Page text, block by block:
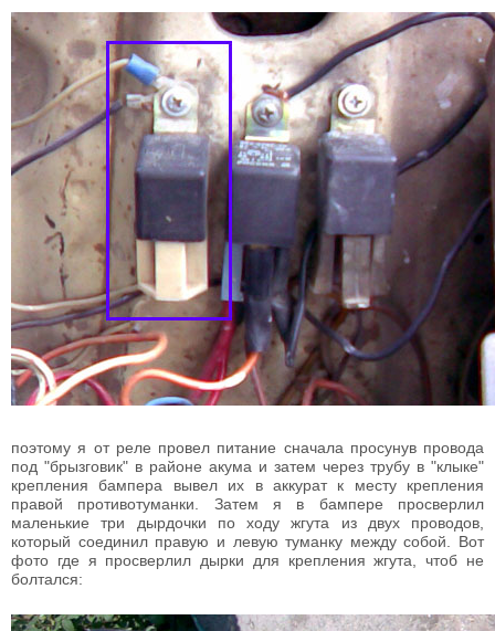
поэтому я от реле провел питание сначала просунув провода
под "брызговик" в районе акума и затем через трубу в "клыке"
крепления бампера вывел их в аккурат к месту крепления
правой противотуманки. Затем я в бампере просверлил
маленькие три дырдочки по ходу жгута из двух проводов,
который соединил правую и левую туманку между собой. Вот
фото где я просверлил дырки для крепления жгута, чтоб не
болтался: